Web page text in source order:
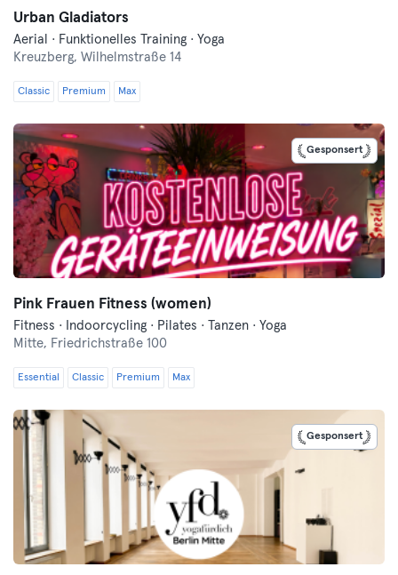
Urban Gladiators
Aerial · Funktionelles Training · Yoga
Kreuzberg, Wilhelmstraße 14
Classic Premium Max
Gesponsert
Pink Frauen Fitness (women)
Fitness · Indoorcycling · Pilates · Tanzen · Yoga
Mitte, Friedrichstraße 100
Essential Classic Premium Max
Gesponsert